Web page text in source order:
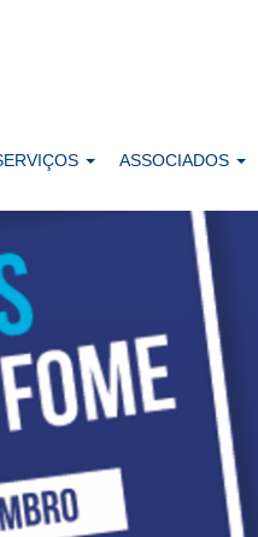
ASSOCIADOS